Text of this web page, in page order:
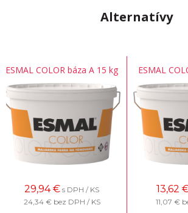
Alternatívy
ESMAL COLOR báza A 15 kg
29,94 € s DPH / KS
24,34 € bez DPH / KS
ESMAL
13,62
11,07 €